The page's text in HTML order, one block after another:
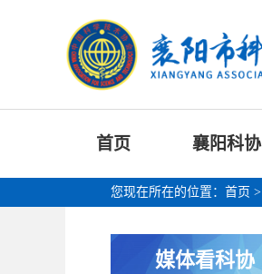
首页 襄阳科协
您现在所在的位置： 首页 >
媒体看科协